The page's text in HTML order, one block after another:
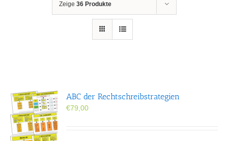
Zeige 36 Produkte
ABC der Rechtschreibstrategien
€79,00